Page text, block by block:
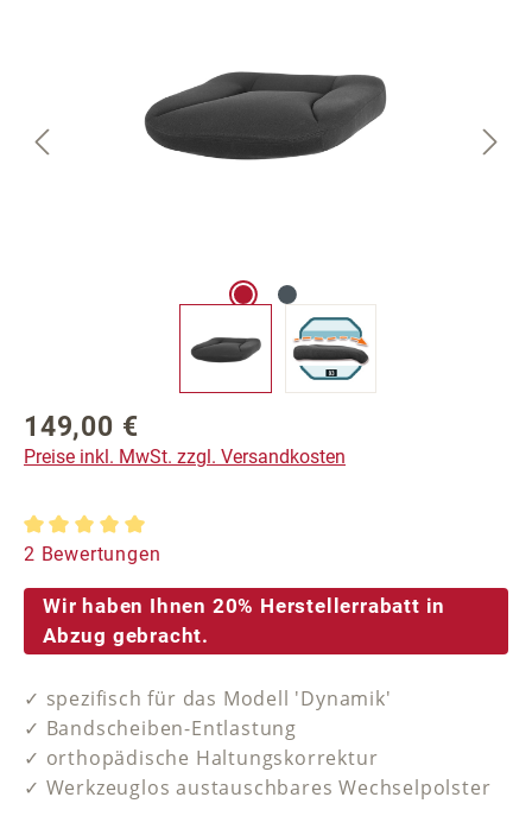
Regulärer Preis:
149,00 €
Preise inkl. MwSt. zzgl. Versandkosten
Durchschnittliche Bewertung von 5 von 5 Sternen
2 Bewertungen
Wir haben Ihnen 20% Herstellerrabatt in
Abzug gebracht.
✓ spezifisch für das Modell 'Dynamik'
✓ Bandscheiben-Entlastung
✓ orthopädische Haltungskorrektur
✓ Werkzeuglos austauschbares Wechselpolster